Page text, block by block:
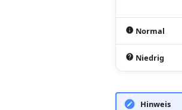
Normal
Niedrig
Hinweis